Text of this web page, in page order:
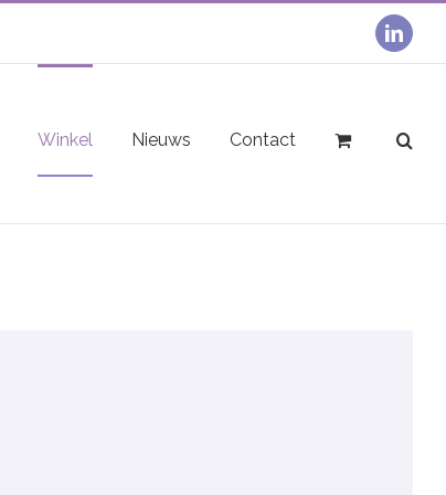
Winkel Nieuws Contact